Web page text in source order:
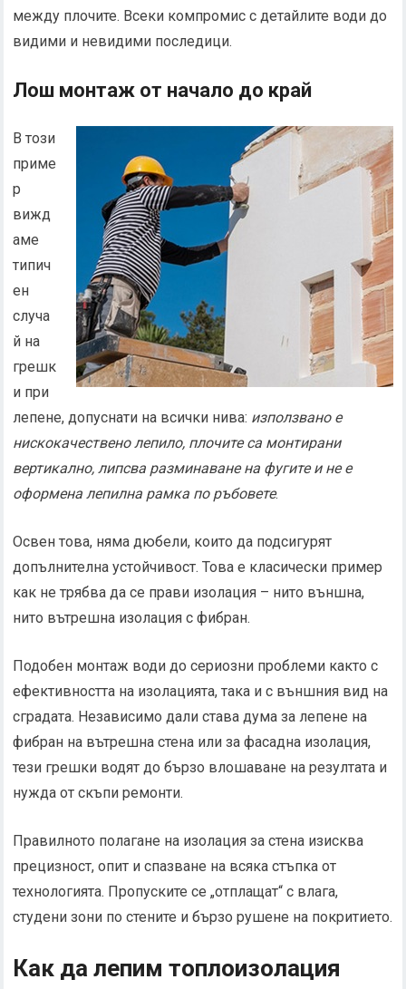
между плочите. Всеки компромис с детайлите води до
видими и невидими последици.
Лош монтаж от начало до край
В този
приме
р
вижд
аме
типич
ен
случа
й на
грешк
и при
лепене, допуснати на всички нива: използвано е
нискокачествено лепило, плочите са монтирани
вертикално, липсва разминаване на фугите и не е
оформена лепилна рамка по ръбовете.
Освен това, няма дюбели, които да подсигурят
допълнителна устойчивост. Това е класически пример
как не трябва да се прави изолация – нито външна,
нито вътрешна изолация с фибран.
Подобен монтаж води до сериозни проблеми както с
ефективността на изолацията, така и с външния вид на
сградата. Независимо дали става дума за лепене на
фибран на вътрешна стена или за фасадна изолация,
тези грешки водят до бързо влошаване на резултата и
нужда от скъпи ремонти.
Правилното полагане на изолация за стена изисква
прецизност, опит и спазване на всяка стъпка от
технологията. Пропуските се „отплащат“ с влага,
студени зони по стените и бързо рушене на покритието.
Как да лепим топлоизолация